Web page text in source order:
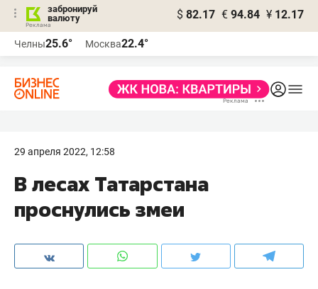
забронируй
валюту
$ 82.17 € 94.84 ¥ 12.17
Челны25.6° Москва22.4°
29 апреля 2022, 12:58
В лесах Татарстана
проснулись змеи